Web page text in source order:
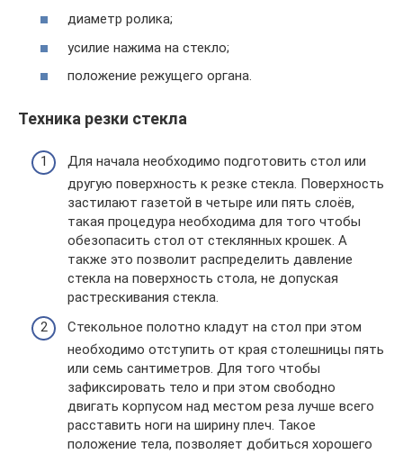
диаметр ролика;
усилие нажима на стекло;
положение режущего органа.
Техника резки стекла
Для начала необходимо подготовить стол или
другую поверхность к резке стекла. Поверхность
застилают газетой в четыре или пять слоёв,
такая процедура необходима для того чтобы
обезопасить стол от стеклянных крошек. А
также это позволит распределить давление
стекла на поверхность стола, не допуская
растрескивания стекла.
Стекольное полотно кладут на стол при этом
необходимо отступить от края столешницы пять
или семь сантиметров. Для того чтобы
зафиксировать тело и при этом свободно
двигать корпусом над местом реза лучше всего
расставить ноги на ширину плеч. Такое
положение тела, позволяет добиться хорошего